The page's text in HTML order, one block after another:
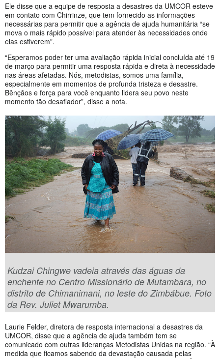
Ele disse que a equipe de resposta a desastres da UMCOR esteve
em contato com Chirrinze, que tem fornecido as informações
necessárias para permitir que a agência de ajuda humanitária “se
mova o mais rápido possível para atender às necessidades onde
elas estiverem".
“Esperamos poder ter uma avaliação rápida inicial concluída até 19
de março para permitir uma resposta rápida e direta à necessidade
nas áreas afetadas. Nós, metodistas, somos uma família,
especialmente em momentos de profunda tristeza e desastre.
Bênçãos e força para você enquanto lidera seu povo neste
momento tão desafiador”, disse a nota.
Kudzai Chingwe vadeia através das águas da
enchente no Centro Missionário de Mutambara, no
distrito de Chimanimani, no leste do Zimbábue. Foto
da Rev. Juliet Mwarumba.
Laurie Felder, diretora de resposta internacional a desastres da
UMCOR, disse que a agência de ajuda também tem se
comunicado com outras lideranças Metodistas Unidas na região. “À
medida que ficamos sabendo da devastação causada pelas